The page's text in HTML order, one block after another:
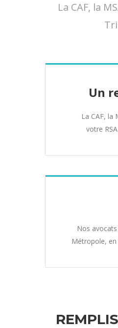
La CAF, la
Un
La CAF, la
votre RSA.
Nos
Métropole, en